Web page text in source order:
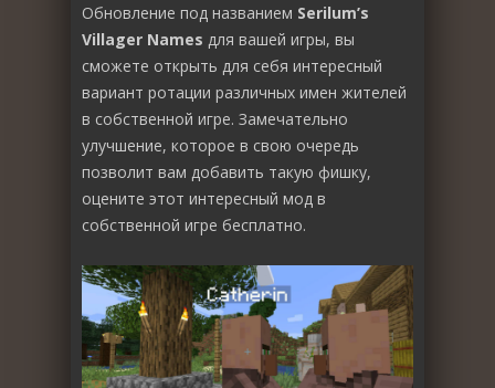
Обновление под названием Serilum’s
Villager Names для вашей игры, вы
сможете открыть для себя интересный
вариант ротации различных имен жителей
в собственной игре. Замечательно
улучшение, которое в свою очередь
позволит вам добавить такую фишку,
оцените этот интересный мод в
собственной игре бесплатно.